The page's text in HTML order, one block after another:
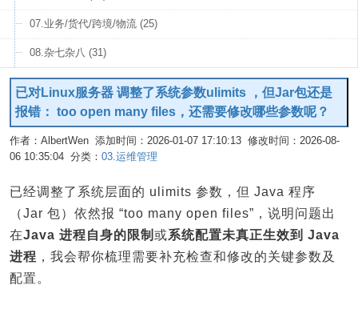
07.业务/货代/跨境/物流 (25)
08.杂七杂八 (31)
已对Linux服务器 调整了系统参数ulimits ，但Jar包还是
报错： too open many files，还需要修改哪些参数呢？
作者：AlbertWen 添加时间：2026-01-07 17:10:13 修改时间：2026-08-
06 10:35:04 分类： 03.运维管理
已经调整了系统层面的 ulimits 参数，但 Java 程序
（Jar 包）依然报 “too many open files”，说明问题出
在Java 进程自身的限制 或系统配置未真正生效到 Java
进程 ，我会帮你梳理需要补充检查和修改的关键参数及
配置。